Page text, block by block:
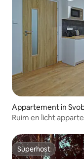
Appartement in
Ruim en licht
Superhost
Superhost